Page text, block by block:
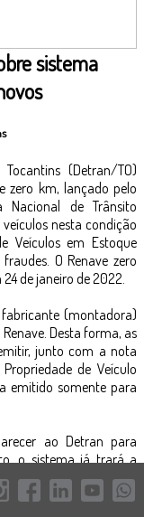
sistema
(Detran/TO)
zero km, lançado pelo
Nacional de Trânsito
nesta condição
Veículos em Estoque
O Renave zero
de janeiro de 2022.
(montadora)
Desta forma, as
junto com a nota
de Veículo
emitido somente para
ao Detran para
o sistema já trará a
e do proprietário
física para este